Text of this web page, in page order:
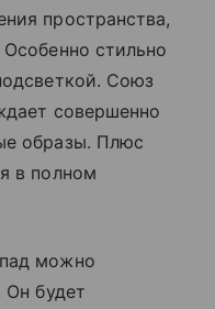
пространства,
стильно
Союз
совершенно
образы. Плюс
в полном
можно
Он будет